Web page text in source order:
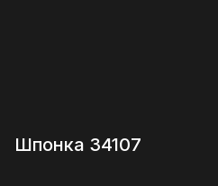
Шпонка 34107